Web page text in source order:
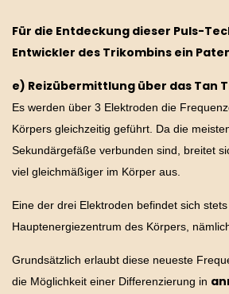
Für die Entdeckung dieser Puls-
Entwickler des Trikombins ein
e) Reizübermittlung über das Tan
Es werden über 3 Elektroden die
Körpers gleichzeitig geführt. Da die
Sekundärgefäße verbunden sind, breitet
viel gleichmäßiger im Körper aus.
Eine der drei Elektroden befindet sich
Hauptenergiezentrum des Körpers,
Grundsätzlich erlaubt diese neueste
die Möglichkeit einer Differenzierung in